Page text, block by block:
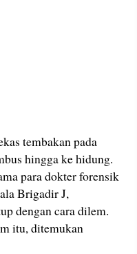
tembakan pada
hingga ke hidung.
para dokter forensik
Brigadir J,
dengan cara dilem.
itu, ditemukan